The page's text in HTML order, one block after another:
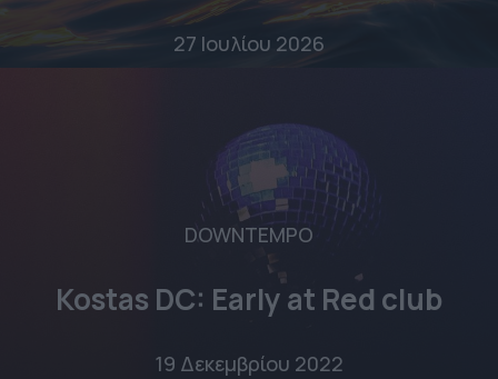
27 Ιουλίου 2026
DOWNTEMPO
Kostas DC: Early at Red club
19 Δεκεμβρίου 2022